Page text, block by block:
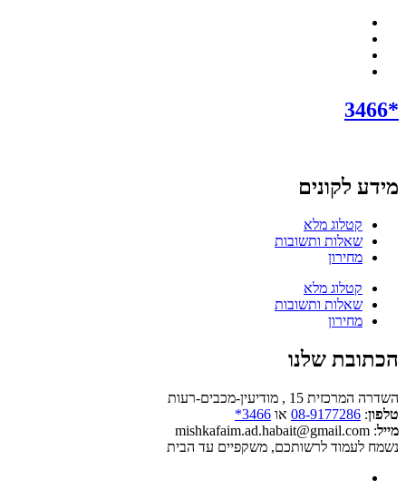
*3466
מידע לקונים
קטלוג מלא
שאלות ותשובות
מחירון
קטלוג מלא
שאלות ותשובות
מחירון
הכתובת שלנו
השדרה המרכזית 15 , מודיעין-מכבים-רעות
טלפון:
08-9177286 או 3466*
מייל: mishkafaim.ad.habait@gmail.com
נשמח לעמוד לרשותכם, משקפיים עד הבית